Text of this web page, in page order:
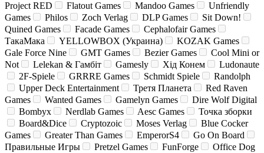
Project RED
Flatout Games Mandoo Games
Unfriendly
Games
Philos Zoch Verlag DLP Games
Sit Down!
Quined Games
Facade Games
Cephalofair Games
ТакаМака
YELLOWBOX (Украина)
KOZAK Games
Gale Force Nine
GMT Games Bezier Games
Cool Mini or
Not
Lelekan & Гамбіт Gamesly Хід Конем
Ludonaute
2F-Spiele
GRRRE Games Schmidt Spiele
Randolph
Upper Deck Entertainment
Третя Планета
Red Raven
Games
Wanted Games Gamelyn Games
Dire Wolf Digital
Bombyx
Nerdlab Games Aesc Games
Точка зборки
Board&Dice
Cryptozoic Moses Verlag
Blue Cocker
Games
Greater Than Games EmperorS4
Go On Board
Правильные Игры
Pretzel Games FunForge
Office Dog